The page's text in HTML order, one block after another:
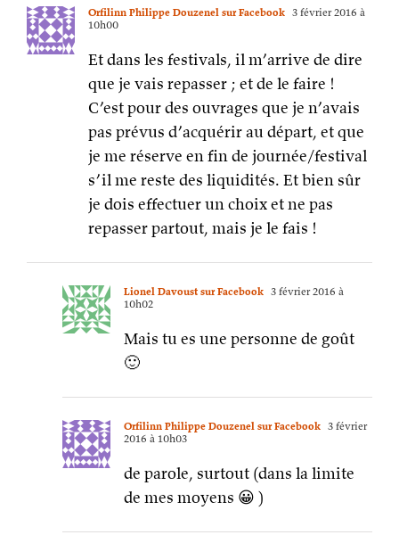
Orfilinn Philippe Douzenel sur Facebook 3 février 2016 à
10h00
Et dans les festivals, il m’arrive de dire
que je vais repasser ; et de le faire !
C’est pour des ouvrages que je n’avais
pas prévus d’acquérir au départ, et que
je me réserve en fin de journée/festival
s’il me reste des liquidités. Et bien sûr
je dois effectuer un choix et ne pas
repasser partout, mais je le fais !
Lionel Davoust sur Facebook 3 février 2016 à
10h02
Mais tu es une personne de goût
🙂
Orfilinn Philippe Douzenel sur Facebook 3 février
2016 à 10h03
de parole, surtout (dans la limite
de mes moyens 😀 )